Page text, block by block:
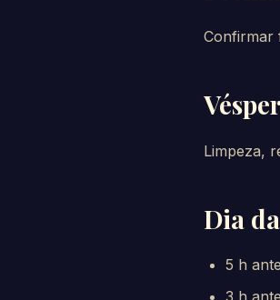
Confirmar
Limpeza,
Dia
5 h
3 h